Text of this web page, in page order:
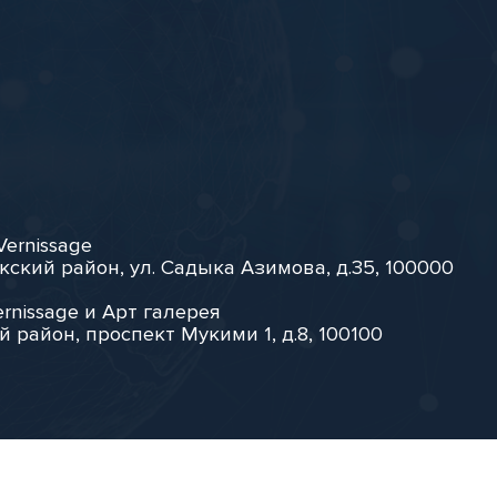
район, ул. Садыка Азимова, д.35, 100000
и Арт галерея
район, проспект Мукими 1, д.8, 100100